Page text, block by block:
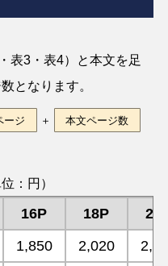
表3・表4）と本文を足
となります。
ージ ＋ 本文ページ数
：円）
16P 18P
1,850 2,020